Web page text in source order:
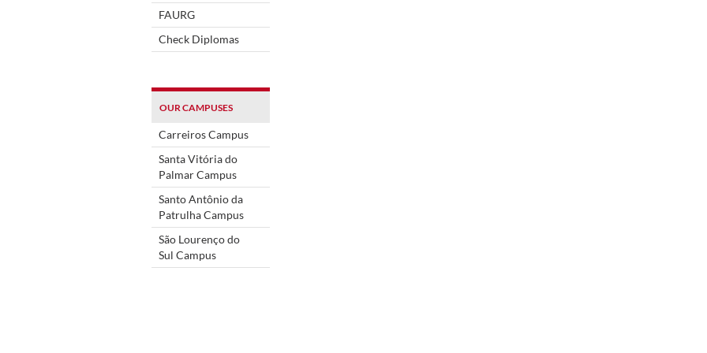
FAURG
Check Diplomas
OUR CAMPUSES
Carreiros Campus
Santa Vitória do
Palmar Campus
Santo Antônio da
Patrulha Campus
São Lourenço do
Sul Campus